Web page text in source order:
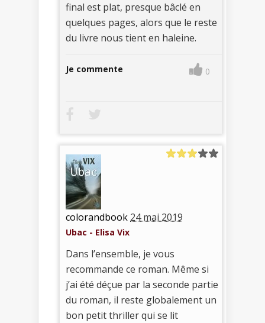
final est plat, presque bâclé en
quelques pages, alors que le reste
du livre nous tient en haleine.
Je commente 0
colorandbook 24 mai 2019
Ubac - Elisa Vix
Dans l’ensemble, je vous
recommande ce roman. Même si
j’ai été déçue par la seconde partie
du roman, il reste globalement un
bon petit thriller qui se lit